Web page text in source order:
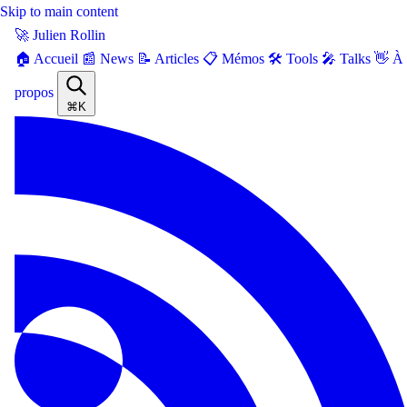
Skip to main content
🚀 Julien Rollin
🏠 Accueil 📰 News 📝 Articles 📋 Mémos 🛠️ Tools 🎤 Talks 👋 À
propos
⌘K